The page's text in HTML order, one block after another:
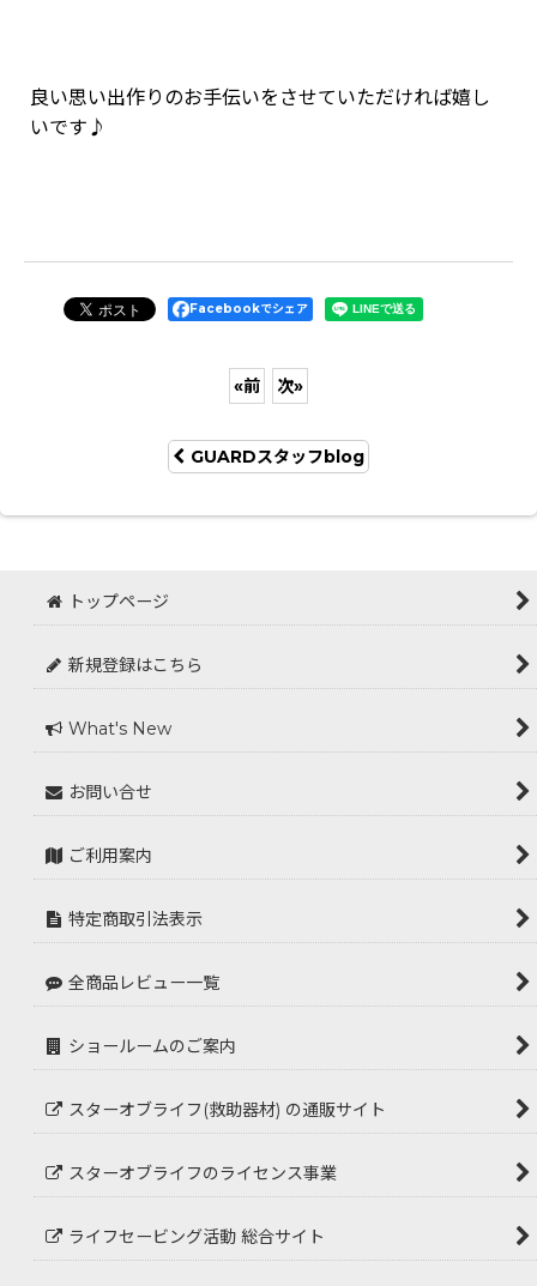
良い思い出作りのお手伝いをさせていただければ嬉し
いです♪
Facebookでシェア
«前 次»
GUARDスタッフblog
トップページ
新規登録はこちら
What's New
お問い合せ
ご利用案内
特定商取引法表示
全商品レビュー一覧
ショールームのご案内
スターオブライフ(救助器材) の通販サイト
スターオブライフのライセンス事業
ライフセービング活動 総合サイト